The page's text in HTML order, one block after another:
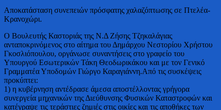
Αποκατάσταση συνεπειών πρόσφατης χαλαζόπτωσης σε Πτελέα-
Κρανοχώρι.
Ο Βουλευτής Καστοριάς της Ν.Δ Ζήσης Τζηκαλάγιας
ανταποκρινόμενος στο αίτημα του Δημάρχου Νεστορίου Χρήστου
Γκοσλιόπουλου, οργάνωσε συναντήσεις στο γραφείο του
Υπουργού Εσωτερικών Τάκη Θεοδωρικάκου και με τον Γενικό
Γραμματέα Υποδομών Γιώργο Καραγιάννη.Από τις συσκέψεις
προκύπτει:
1) η κυβέρνηση αντέδρασε άμεσα αποστέλλοντας γρήγορα
συνεργεία μηχανικών της Διεύθυνσης Φυσικών Καταστροφών και
κατέγραψε τις τεράστιες ζημιές στις οικίες και τις αποθήκες των